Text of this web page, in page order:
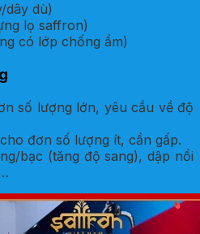
dây dù)
lọ saffron)
có lớp chống ẩm)
số lượng lớn, yêu cầu về độ
đơn số lượng ít, cần gấp.
bạc (tăng độ sang), dập nổi